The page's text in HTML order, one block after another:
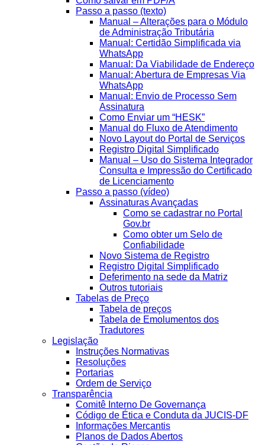
Passo a passo (texto)
Manual – Alterações para o Módulo
de Administração Tributária
Manual: Certidão Simplificada via
WhatsApp
Manual: Da Viabilidade de Endereço
Manual: Abertura de Empresas Via
WhatsApp
Manual: Envio de Processo Sem
Assinatura
Como Enviar um “HESK”
Manual do Fluxo de Atendimento
Novo Layout do Portal de Serviços
Registro Digital Simplificado
Manual – Uso do Sistema Integrador
Consulta e Impressão do Certificado
de Licenciamento
Passo a passo (vídeo)
Assinaturas Avançadas
Como se cadastrar no Portal
Gov.br
Como obter um Selo de
Confiabilidade
Novo Sistema de Registro
Registro Digital Simplificado
Deferimento na sede da Matriz
Outros tutoriais
Tabelas de Preço
Tabela de preços
Tabela de Emolumentos dos
Tradutores
Legislação
Instruções Normativas
Resoluções
Portarias
Ordem de Serviço
Transparência
Comitê Interno De Governança
Código de Ética e Conduta da JUCIS-DF
Informações Mercantis
Planos de Dados Abertos